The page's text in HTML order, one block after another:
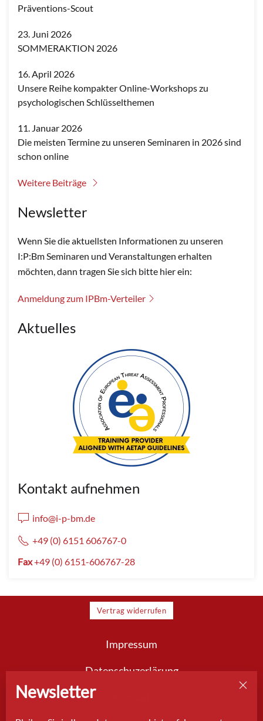
Präventions-Scout
23. Juni 2026
SOMMERAKTION 2026
16. April 2026
Unsere Reihe kompakter Online-Workshops zu
psychologischen Schlüsselthemen
11. Januar 2026
Die meisten Termine zu unseren Seminaren in 2026 sind
schon online
Weitere Beiträge
Newsletter
Wenn Sie die aktuellsten Informationen zu unseren
I:P:Bm Seminaren und Veranstaltungen erhalten
möchten, dann tragen Sie sich bitte hier ein:
Anmeldung zum IPBm-Verteiler
Aktuelles
Kontakt aufnehmen
info@i-p-bm.de
+49 (0) 6151 606767-0
Fax+49 (0) 6151-606767-28
Newsletter
Vertrag widerrufen
Impressum
Datenschuzerlärung